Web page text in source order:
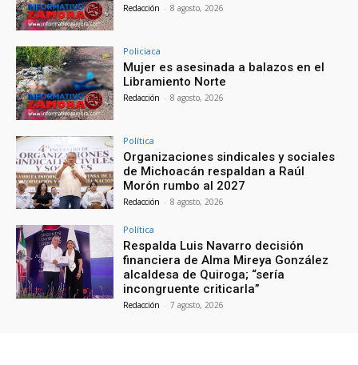
Redacción - 8 agosto, 2026
Policiaca
Mujer es asesinada a balazos en el
Libramiento Norte
Redacción - 8 agosto, 2026
Política
Organizaciones sindicales y sociales
de Michoacán respaldan a Raúl
Morón rumbo al 2027
Redacción - 8 agosto, 2026
Política
Respalda Luis Navarro decisión
financiera de Alma Mireya González
alcaldesa de Quiroga; “sería
incongruente criticarla”
Redacción - 7 agosto, 2026